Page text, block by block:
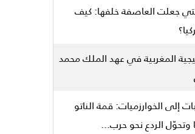
جعلت العاصفة خلفها: كيف
المغربية في عهد الملك محمد
إلى الخوارزميات: قمة الناتو
وتحوّل الردع نحو حرب...